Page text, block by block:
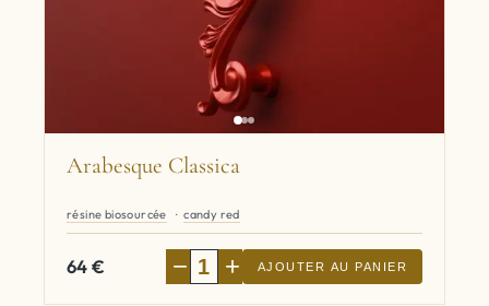
Arabesque Classica
résine biosourcée candy red
64€ − + AJOUTER AU PANIER